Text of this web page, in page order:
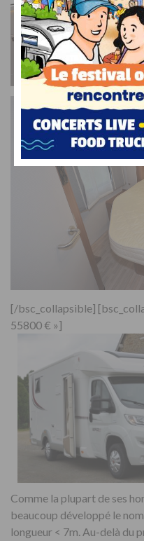
[/bsc_collapsible]
55800 € »]
Comme la plupart de ses
beaucoup développé le
longueur < 7m. Au-delà du